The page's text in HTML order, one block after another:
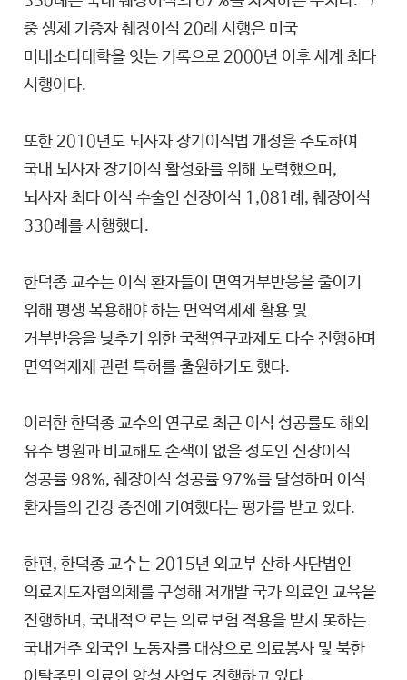
중 생체 기증자 췌장이식 20례 시행은 미국
미네소타대학을 잇는 기록으로 2000년 이후 세계 최다
시행이다.
또한 2010년도 뇌사자 장기이식법 개정을 주도하여
국내 뇌사자 장기이식 활성화를 위해 노력했으며,
뇌사자 최다 이식 수술인 신장이식 1,081례, 췌장이식
330례를 시행했다.
한덕종 교수는 이식 환자들이 면역거부반응을 줄이기
위해 평생 복용해야 하는 면역억제제 활용 및
거부반응을 낮추기 위한 국책연구과제도 다수 진행하며
면역억제제 관련 특허를 출원하기도 했다.
이러한 한덕종 교수의 연구로 최근 이식 성공률도 해외
유수 병원과 비교해도 손색이 없을 정도인 신장이식
성공률 98%, 췌장이식 성공률 97%를 달성하며 이식
환자들의 건강 증진에 기여했다는 평가를 받고 있다.
한편, 한덕종 교수는 2015년 외교부 산하 사단법인
의료지도자협의체를 구성해 저개발 국가 의료인 교육을
진행하며, 국내적으로는 의료보험 적용을 받지 못하는
국내거주 외국인 노동자를 대상으로 의료봉사 및 북한